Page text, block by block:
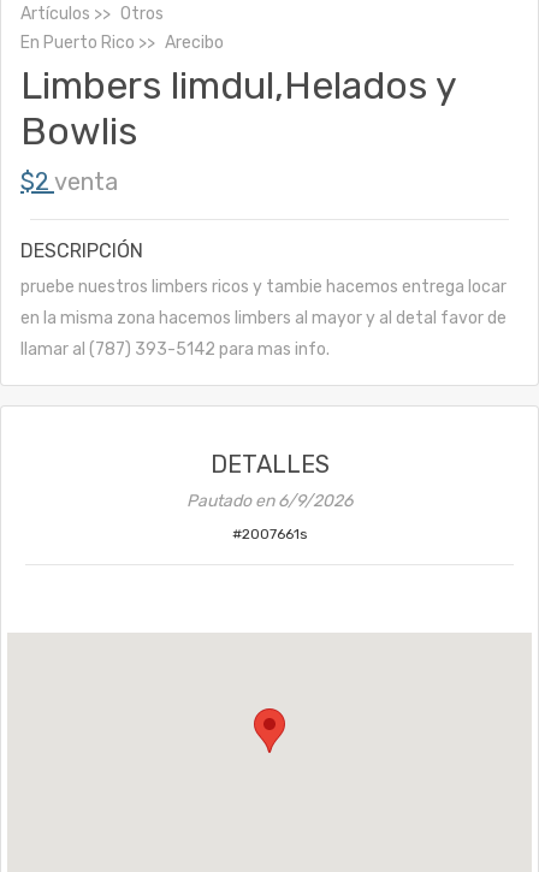
Artículos
Otros
En Puerto Rico Arecibo
Limbers limdul,Helados y
Bowlis
$2 venta
DESCRIPCIÓN
pruebe nuestros limbers ricos y tambie hacemos entrega locar
en la misma zona hacemos limbers al mayor y al detal favor de
llamar al (787) 393-5142 para mas info.
DETALLES
Pautado en6/9/2026
#2007661s